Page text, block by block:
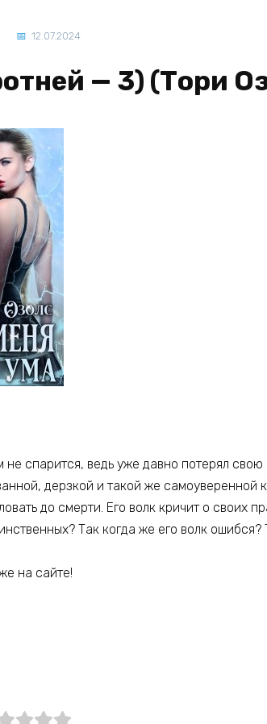
12.07.2024
— 3) (Тори
спарится, ведь уже давно потерял
дерзкой и такой же самоуверенной
до смерти. Его волк кричит о своих
Так когда же его волк ошибся?
на сайте!